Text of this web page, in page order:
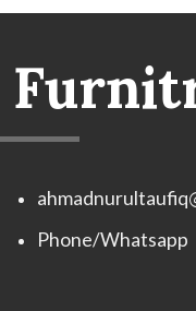
Phone/Whatsapp